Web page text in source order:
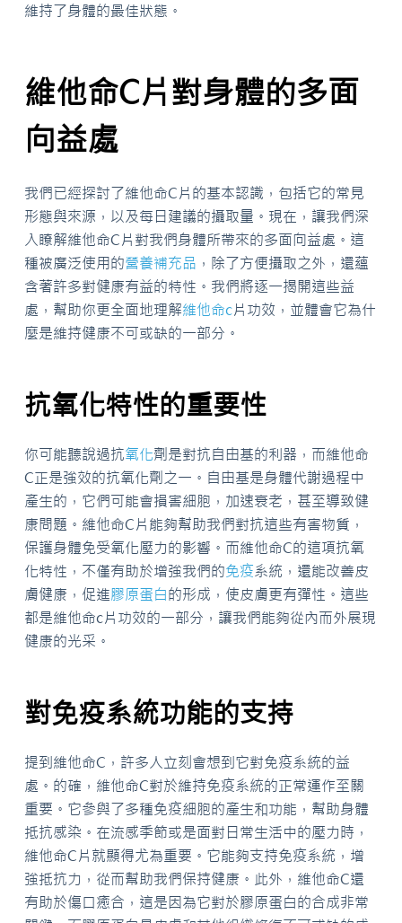
維持了身體的最佳狀態。
維他命C片對身體的多面
向益處
我們已經探討了維他命C片的基本認識，包括它的常見
形態與來源，以及每日建議的攝取量。現在，讓我們深
入瞭解維他命C片對我們身體所帶來的多面向益處。這
種被廣泛使用的營養補充品 ，除了方便攝取之外，還蘊
含著許多對健康有益的特性。我們將逐一揭開這些益
處，幫助你更全面地理解維他命c片功效，並體會它為什
麼是維持健康不可或缺的一部分。
抗氧化特性的重要性
你可能聽說過抗氧化劑是對抗自由基的利器，而維他命
C正是強效的抗氧化劑之一。自由基是身體代謝過程中
產生的，它們可能會損害細胞，加速衰老，甚至導致健
康問題。維他命C片能夠幫助我們對抗這些有害物質，
保護身體免受氧化壓力的影響。而維他命C的這項抗氧
化特性，不僅有助於增強我們的免疫系統，還能改善皮
膚健康，促進膠原蛋白的形成，使皮膚更有彈性。這些
都是維他命c片功效的一部分，讓我們能夠從內而外展現
健康的光采。
對免疫系統功能的支持
提到維他命C，許多人立刻會想到它對免疫系統的益
處。的確，維他命C對於維持免疫系統的正常運作至關
重要。它參與了多種免疫細胞的產生和功能，幫助身體
抵抗感染。在流感季節或是面對日常生活中的壓力時，
維他命C片就顯得尤為重要。它能夠支持免疫系統，增
強抵抗力，從而幫助我們保持健康。此外，維他命C還
有助於傷口癒合，這是因為它對於膠原蛋白的合成非常